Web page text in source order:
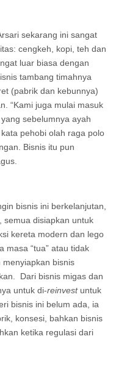
sekarang ini sangat
cengkeh, kopi, teh dan
luar biasa dengan
tambang timahnya
(pabrik dan kebunnya)
“Kami juga mulai masuk
sebelumnya ayah
pehobi olah raga polo
Bisnis itu pun
bisnis ini berkelanjutan,
semua disiapkan untuk
kereta modern dan lego
masa “tua” atau tidak
bisnis
Dari bisnis migas dan
untuk di-reinvest untuk
bisnis ini belum ada, ia
konsesi, bahkan bisnis
ketika regulasi dari